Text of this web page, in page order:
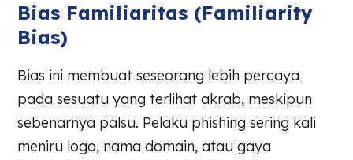
Bias Familiaritas (Familiarity
Bias)
Bias ini membuat seseorang lebih percaya
pada sesuatu yang terlihat akrab, meskipun
sebenarnya palsu. Pelaku phishing sering kali
meniru logo, nama domain, atau gaya